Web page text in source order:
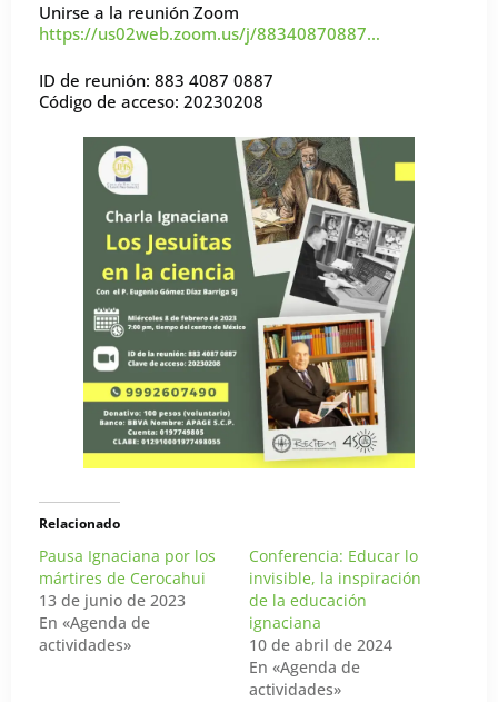
Unirse a la reunión Zoom
https://us02web.zoom.us/j/88340870887…
ID de reunión: 883 4087 0887
Código de acceso: 20230208
Relacionado
Pausa Ignaciana por los
mártires de Cerocahui
13 de junio de 2023
En «Agenda de
actividades»
Conferencia: Educar lo
invisible, la inspiración
de la educación
ignaciana
10 de abril de 2024
En «Agenda de
actividades»